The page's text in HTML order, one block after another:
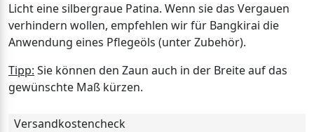
Licht eine silbergraue Patina. Wenn sie das Vergauen
verhindern wollen, empfehlen wir für Bangkirai die
Anwendung eines Pflegeöls (unter Zubehör).
Tipp: Sie können den Zaun auch in der Breite auf das
gewünschte Maß kürzen.
Versandkostencheck